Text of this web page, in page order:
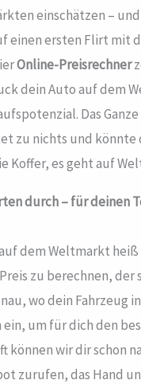
einschätzen –
einen ersten Flirt mit
Online-Preisrechner
dein Auto auf dem
Das
zu nichts und könnte
Koffer, es geht auf
durch – für deinen
dem Weltmarkt
zu berechnen, der
wo dein Fahrzeug
ein, um für dich den
können wir dir schon
zurufen, das Hand